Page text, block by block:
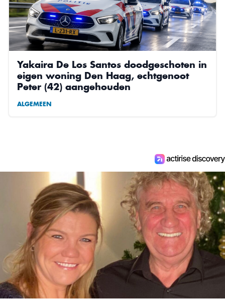
Yakaira De Los Santos doodgeschoten in
eigen woning Den Haag, echtgenoot
Peter (42) aangehouden
ALGEMEEN